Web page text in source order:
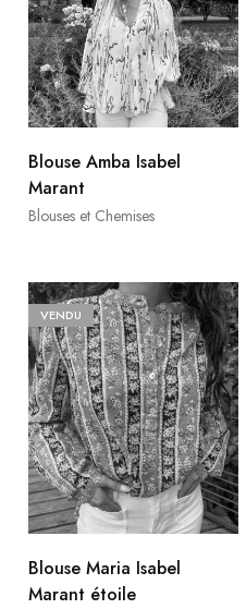
Blouses et Chemises
Blouse Amba Isabel
Marant
VENDU
Blouse Maria Isabel
Marant étoile